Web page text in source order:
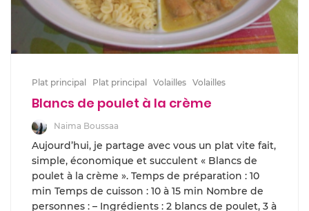
Plat principal Plat principal Volailles Volailles
Blancs de poulet à la crème
Naima Boussaa
Aujourd’hui, je partage avec vous un plat vite fait,
simple, économique et succulent « Blancs de
poulet à la crème ». Temps de préparation : 10
min Temps de cuisson : 10 à 15 min Nombre de
personnes : – Ingrédients : 2 blancs de poulet, 3 à